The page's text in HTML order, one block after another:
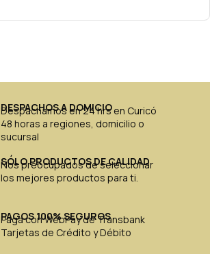
DESPACHOS A DOMICIO
Despachamos en 24 hrs en Curicó
48 horas a regiones, domicilio o
sucursal
SÓLO PRODUCTOS DE CALIDAD
Nos preocupados de seleccionar
los mejores productos para ti.
PAGOS 100% SEGUROS
Paga con WebPay de Transbank
Tarjetas de Crédito y Débito